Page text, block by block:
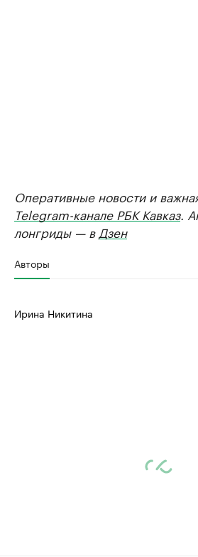
Оперативные новости и
Telegram-канале РБК Кавказ.
лонгриды — в Дзен
Авторы
Ирина Никитина